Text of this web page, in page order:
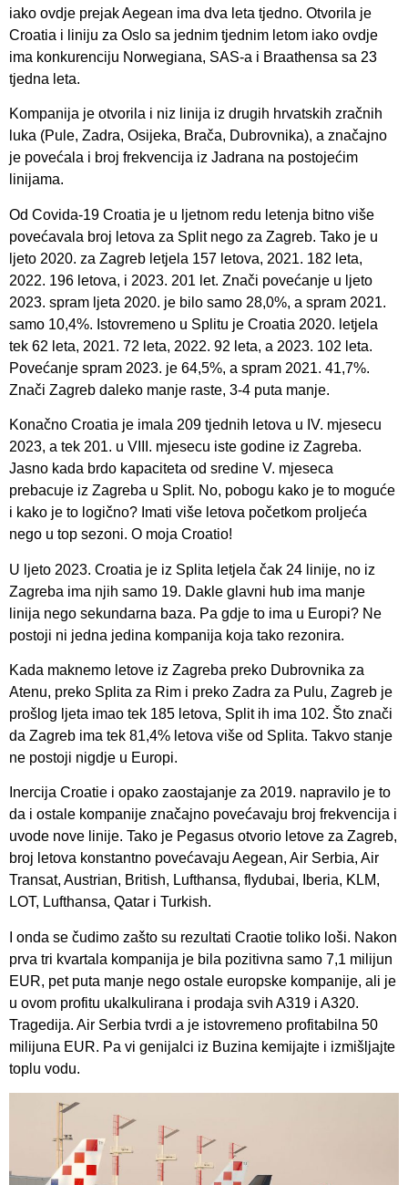
iako ovdje prejak Aegean ima dva leta tjedno. Otvorila je
Croatia i liniju za Oslo sa jednim tjednim letom iako ovdje
ima konkurenciju Norwegiana, SAS-a i Braathensa sa 23
tjedna leta.
Kompanija je otvorila i niz linija iz drugih hrvatskih zračnih
luka (Pule, Zadra, Osijeka, Brača, Dubrovnika), a značajno
je povećala i broj frekvencija iz Jadrana na postojećim
linijama.
Od Covida-19 Croatia je u ljetnom redu letenja bitno više
povećavala broj letova za Split nego za Zagreb. Tako je u
ljeto 2020. za Zagreb letjela 157 letova, 2021. 182 leta,
2022. 196 letova, i 2023. 201 let. Znači povećanje u ljeto
2023. spram ljeta 2020. je bilo samo 28,0%, a spram 2021.
samo 10,4%. Istovremeno u Splitu je Croatia 2020. letjela
tek 62 leta, 2021. 72 leta, 2022. 92 leta, a 2023. 102 leta.
Povećanje spram 2023. je 64,5%, a spram 2021. 41,7%.
Znači Zagreb daleko manje raste, 3-4 puta manje.
Konačno Croatia je imala 209 tjednih letova u IV. mjesecu
2023, a tek 201. u VIII. mjesecu iste godine iz Zagreba.
Jasno kada brdo kapaciteta od sredine V. mjeseca
prebacuje iz Zagreba u Split. No, pobogu kako je to moguće
i kako je to logično? Imati više letova početkom proljeća
nego u top sezoni. O moja Croatio!
U ljeto 2023. Croatia je iz Splita letjela čak 24 linije, no iz
Zagreba ima njih samo 19. Dakle glavni hub ima manje
linija nego sekundarna baza. Pa gdje to ima u Europi? Ne
postoji ni jedna jedina kompanija koja tako rezonira.
Kada maknemo letove iz Zagreba preko Dubrovnika za
Atenu, preko Splita za Rim i preko Zadra za Pulu, Zagreb je
prošlog ljeta imao tek 185 letova, Split ih ima 102. Što znači
da Zagreb ima tek 81,4% letova više od Splita. Takvo stanje
ne postoji nigdje u Europi.
Inercija Croatie i opako zaostajanje za 2019. napravilo je to
da i ostale kompanije značajno povećavaju broj frekvencija i
uvode nove linije. Tako je Pegasus otvorio letove za Zagreb,
broj letova konstantno povećavaju Aegean, Air Serbia, Air
Transat, Austrian, British, Lufthansa, flydubai, Iberia, KLM,
LOT, Lufthansa, Qatar i Turkish.
I onda se čudimo zašto su rezultati Craotie toliko loši. Nakon
prva tri kvartala kompanija je bila pozitivna samo 7,1 milijun
EUR, pet puta manje nego ostale europske kompanije, ali je
u ovom profitu ukalkulirana i prodaja svih A319 i A320.
Tragedija. Air Serbia tvrdi a je istovremeno profitabilna 50
milijuna EUR. Pa vi genijalci iz Buzina kemijajte i izmišljajte
toplu vodu.